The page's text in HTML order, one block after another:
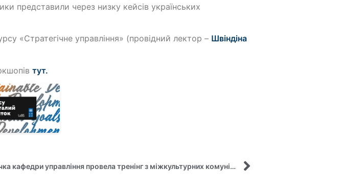
представили через низку кейсів українських
«Стратегічне управління» (провідний лектор – Швіндіна
тут.
Викладачка кафедри управління провела тренінг з міжкультурних комунікацій та лідерства